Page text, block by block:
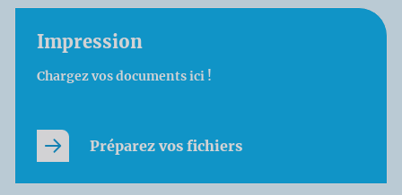
Impression
Chargez vos documents ici !
Préparez vos fichiers